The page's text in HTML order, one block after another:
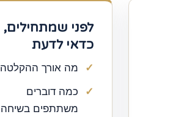
לפני שמתחילים,
כדאי לדעת
מה אורך
כמה דוברים
משתתפים